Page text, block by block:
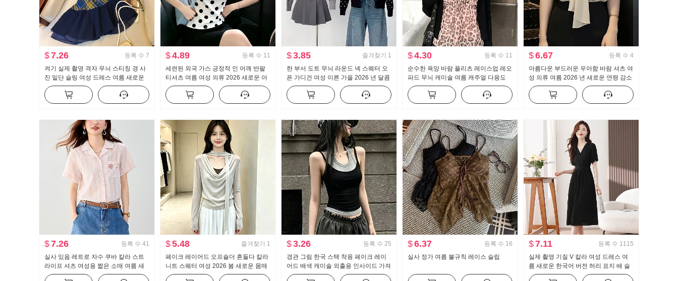
$7.26 등록 수 7
켜기 실제 촬영 격자 무늬 스티칭 경 사
진 밑단 슬링 여성 드레스 여름 새로운
섹시한 다시 열기 행침 목 맨위
$4.89 등록 수 11
세련된 외국 가스 긍정적 인 어깨 반팔
티셔츠 여름 여성 의류 2026 새로운 아
름다운 몸매 가꾸기 슬림해 보이는 도트
무늬 쇼트 스타일 맨위
$3.85 즐겨찾기 1
한 부서 도트 무늬 라운드 넥 스웨터 오
픈 가디건 여성 이른 가을 2026 년 달콤
함 학원 스타일 고급 센스 다용도 쇼트
스타일 재킷
$4.30 등록 수 11
순수한 욕망 바람 플리츠 레이스업 레오
파드 무늬 캐미솔 여름 캐주얼 다용도
몸매 가꾸기 슬림해 보이는 쇼트 스타일
오픈 가디건 투피스 세트
$6.67 등록 수 4
아름다운 부드러운 우아함 바람 셔츠 여
성 의류 여름 2026 년 새로운 연령 감소
반팔 셔츠 맨위 고유 한 작은 셔츠
$7.26 등록 수 41
실사 있음 레트로 자수 쿠바 칼라 스트
라이프 셔츠 여성용 짧은 소매 여름 새
로운 신선함 문예 맨위
$5.48 즐겨찾기 1
페이크 레이어드 오프숄더 흔들다 칼라
니트 스웨터 여성 2026 봄 새로운 몸매
가꾸기 슬림해 보이는 기본 셔츠 맨위
$3.26 등록 수 25
경관 그림 한국 스택 착용 페이크 레이
어드 배색 캐미솔 외출용 인사이드 가져
가라. 만나는 행침 목 민소매 맨위
$6.37 등록 수 16
실사 정가 여름 불규칙 레이스 슬립
$7.11 등록 수 1115
실제 촬영 기질 V 칼라 여성 드레스 여
름 새로운 한국어 버전 허리 표지 배 슬
림 그는 벤 바람 블랙 롱 스커트